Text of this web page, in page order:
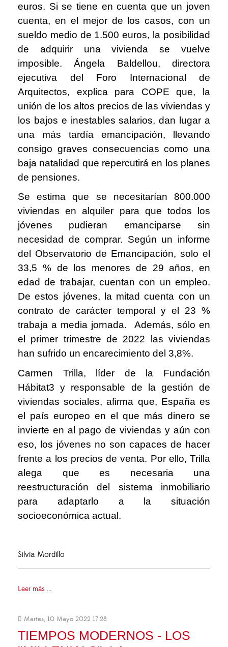
euros. Si se tiene en cuenta que un joven
cuenta, en el mejor de los casos, con un
sueldo medio de 1.500 euros, la posibilidad
de adquirir una vivienda se vuelve
imposible. Ángela Baldellou, directora
ejecutiva del Foro Internacional de
Arquitectos, explica para COPE que, la
unión de los altos precios de las viviendas y
los bajos e inestables salarios, dan lugar a
una más tardía emancipación, llevando
consigo graves consecuencias como una
baja natalidad que repercutirá en los planes
de pensiones.
Se estima que se necesitarían 800.000
viviendas en alquiler para que todos los
jóvenes pudieran emanciparse sin
necesidad de comprar. Según un informe
del Observatorio de Emancipación, solo el
33,5 % de los menores de 29 años, en
edad de trabajar, cuentan con un empleo.
De estos jóvenes, la mitad cuenta con un
contrato de carácter temporal y el 23 %
trabaja a media jornada. Además, sólo en
el primer trimestre de 2022 las viviendas
han sufrido un encarecimiento del 3,8%.
Carmen Trilla, líder de la Fundación
Hábitat3 y responsable de la gestión de
viviendas sociales, afirma que, España es
el país europeo en el que más dinero se
invierte en al pago de viviendas y aún con
eso, los jóvenes no son capaces de hacer
frente a los precios de venta. Por ello, Trilla
alega que es necesaria una
reestructuración del sistema inmobiliario
para adaptarlo a la situación
socioeconómica actual.
Silvia Mordillo
Leer más ...
Martes, 10 Mayo 2022 17:28
TIEMPOS MODERNOS - LOS